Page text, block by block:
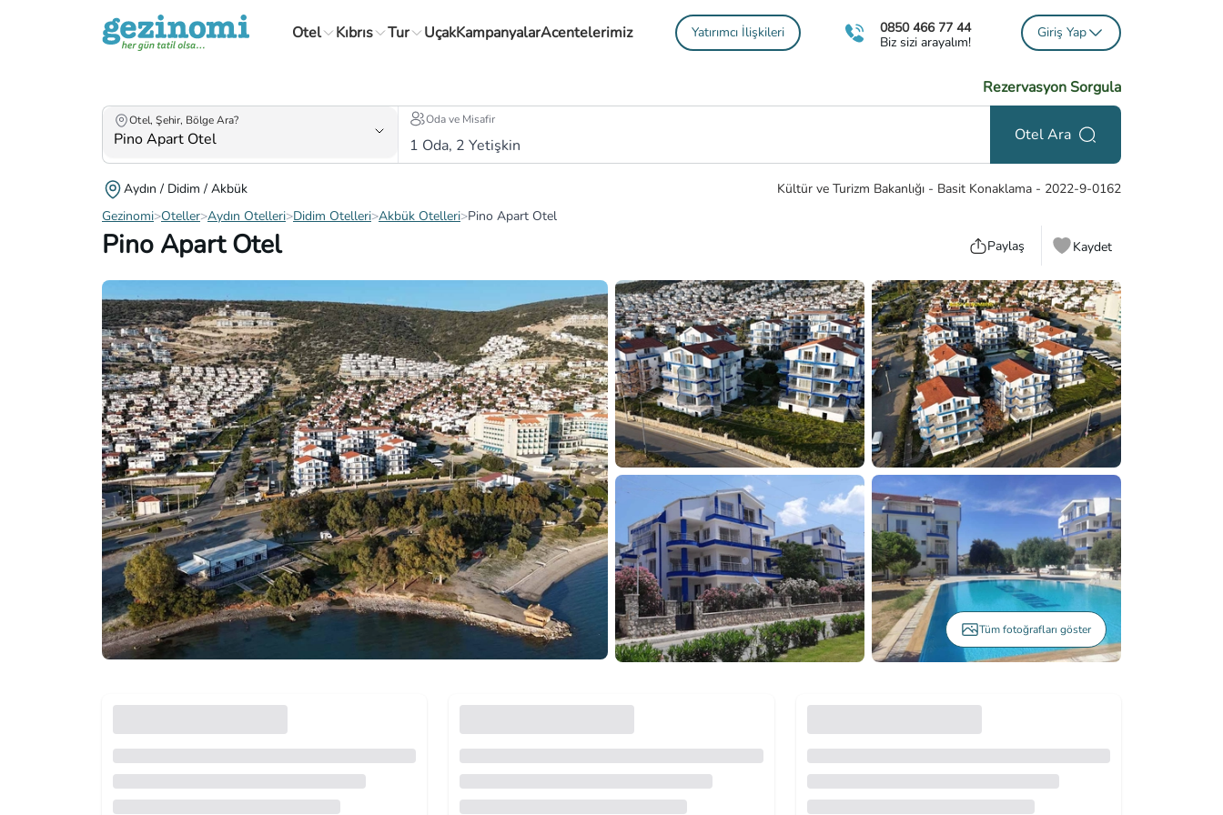
Otel Kıbrıs Tur UçakKampanyalarAcentelerimiz Yatırımcı İlişkileri
0850 466 77 44
Biz sizi arayalım!
Giriş Yap
Rezervasyon Sorgula
Otel, Şehir, Bölge Ara? Oda ve Misafir
1 Oda, 2 Yetişkin
Otel Ara
Aydın / Didim / Akbük Kültür ve Turizm Bakanlığı - Basit Konaklama - 2022-9-0162
Gezinomi>Oteller>Aydın Otelleri>Didim Otelleri>Akbük Otelleri>Pino Apart Otel
Pino Apart Otel Paylaş Kaydet
Tüm fotoğrafları göster